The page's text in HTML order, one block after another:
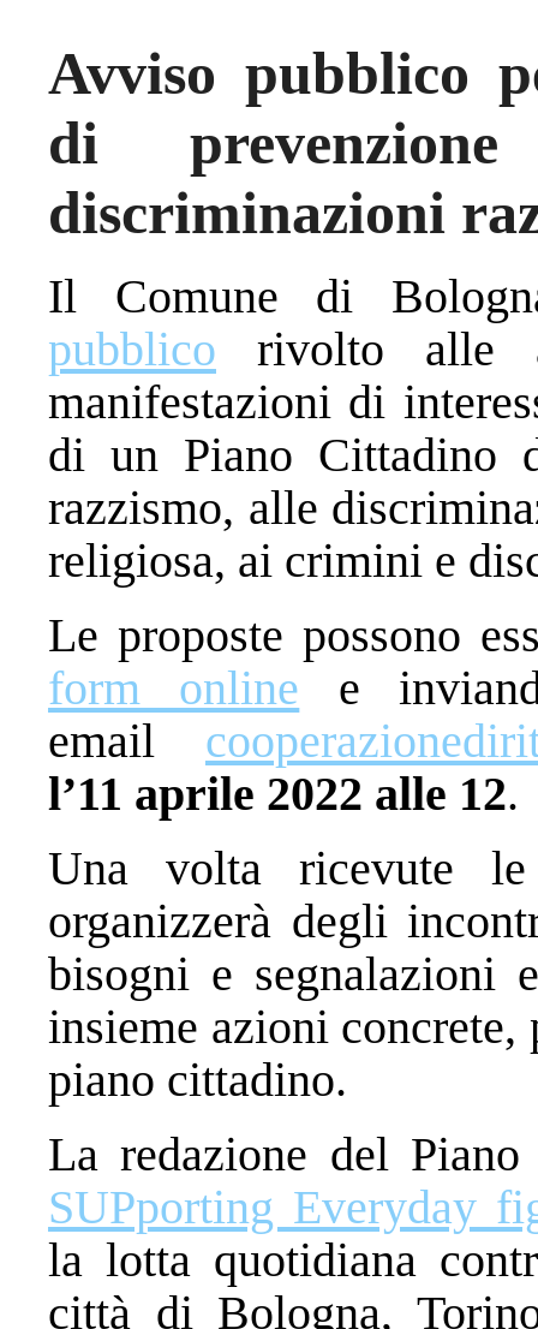
Avviso pubblico
di
discriminazioni
Il Comune di
pubblico rivolto alle
manifestazioni di
di un Piano Cittadino
razzismo, alle
religiosa, ai crimini e
Le proposte possono
form online e
email
l’11 aprile 2022 alle 12.
Una volta ricevute le
organizzerà degli
bisogni e segnalazioni
insieme azioni
piano cittadino.
La redazione del
SUPporting Everyday
la lotta quotidiana
città di Bologna,